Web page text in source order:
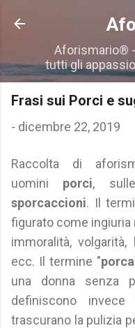
Passa ai
Aforismario®
tutti gli
Frasi sui Porci e
- dicembre 22, 2019
Raccolta di
uomini porci,
sporcaccioni. Il
figurato come ingiuria
immoralità, volgarità,
ecc. Il termine "porca
una donna senza
definiscono invece
trascurano la pulizia